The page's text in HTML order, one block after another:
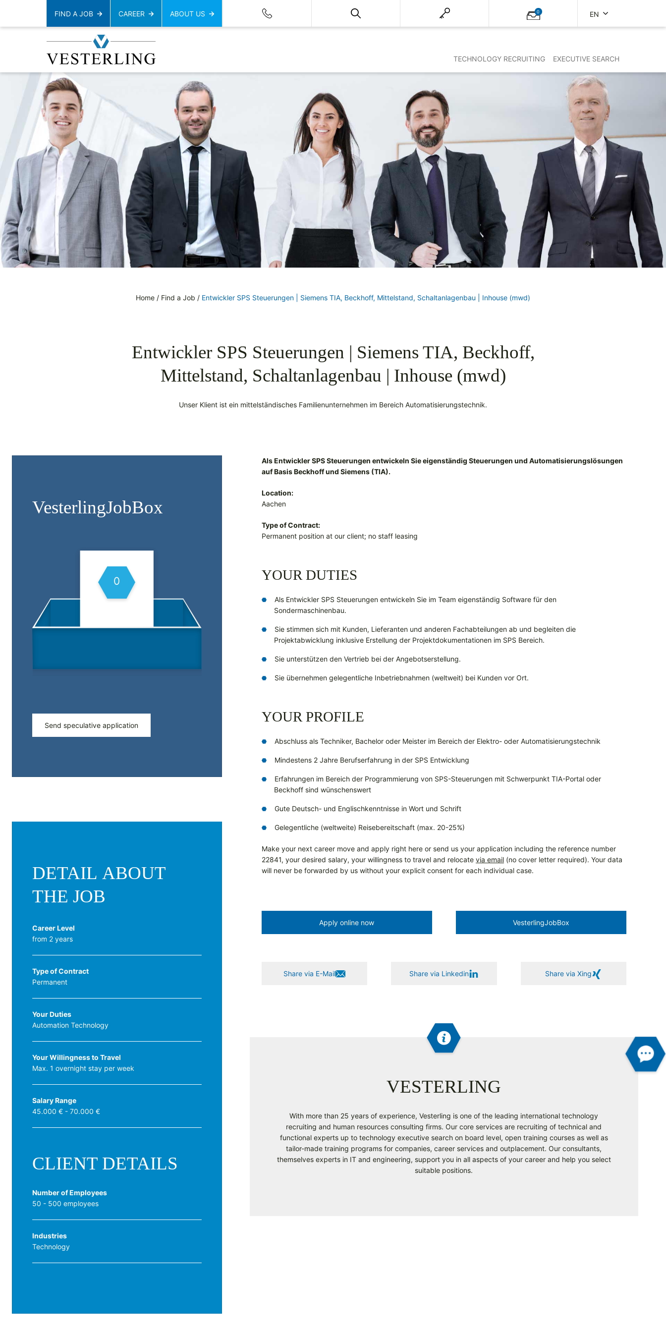
FIND A JOB CAREER ABOUT US 0 EN
TECHNOLOGY RECRUITING EXECUTIVE SEARCH
Home / Find a Job / Entwickler SPS Steuerungen | Siemens TIA, Beckhoff, Mittelstand, Schaltanlagenbau | Inhouse (mwd)
Entwickler SPS Steuerungen | Siemens TIA, Beckhoff,
Mittelstand, Schaltanlagenbau | Inhouse (mwd)
Unser Klient ist ein mittelständisches Familienunternehmen im Bereich Automatisierungstechnik.
Vesterling­JobBox
0
Send speculative application
DETAIL ABOUT
THE JOB
Career Level
from 2 years
Type of Contract
Permanent
Your Duties
Automation Technology
Your Willingness to Travel
Max. 1 overnight stay per week
Salary Range
45.000 € - 70.000 €
CLIENT DETAILS
Number of Employees
50 - 500 employees
Industries
Technology
Als Entwickler SPS Steuerungen entwickeln Sie eigenständig Steuerungen und Automatisierungslösungen
auf Basis Beckhoff und Siemens (TIA).
Location:
Aachen
Type of Contract:
Permanent position at our client; no staff leasing
YOUR DUTIES
Als Entwickler SPS Steuerungen entwickeln Sie im Team eigenständig Software für den
Sondermaschinenbau.
Sie stimmen sich mit Kunden, Lieferanten und anderen Fachabteilungen ab und begleiten die
Projektabwicklung inklusive Erstellung der Projektdokumentationen im SPS Bereich.
Sie unterstützen den Vertrieb bei der Angebotserstellung.
Sie übernehmen gelegentliche Inbetriebnahmen (weltweit) bei Kunden vor Ort.
YOUR PROFILE
Abschluss als Techniker, Bachelor oder Meister im Bereich der Elektro- oder Automatisierungstechnik
Mindestens 2 Jahre Berufserfahrung in der SPS Entwicklung
Erfahrungen im Bereich der Programmierung von SPS-Steuerungen mit Schwerpunkt TIA-Portal oder
Beckhoff sind wünschenswert
Gute Deutsch- und Englischkenntnisse in Wort und Schrift
Gelegentliche (weltweite) Reisebereitschaft (max. 20-25%)
Make your next career move and apply right here or send us your application including the reference number
22841, your desired salary, your willingness to travel and relocate via email (no cover letter required). Your data
will never be forwarded by us without your explicit consent for each individual case.
Apply online now Vesterling­JobBox
Share via E-Mail Share via Linkedin Share via Xing
VESTERLING
With more than 25 years of experience, Vesterling is one of the leading international technology
recruiting and human resources consulting firms. Our core services are recruiting of technical and
functional experts up to technology executive search on board level, open training courses as well as
tailor-made training programs for companies, career services and outplacement. Our consultants,
themselves experts in IT and engineering, support you in all aspects of your career and help you select
suitable positions.